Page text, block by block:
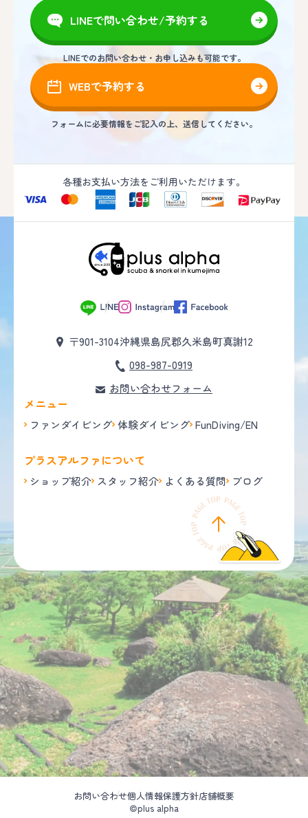
LINEで問い合わせ/予約する
LINEでのお問い合わせ・お申し込みも可能です。
WEBで予約する
フォームに必要情報をご記入の上、送信してください。
各種お支払い方法をご利用いただけます。
〒901-3104沖縄県島尻郡久米島町真謝12
098-987-0919
お問い合わせフォーム
メニュー
ファンダイビング 体験ダイビング FunDiving/EN
プラスアルファについて
ショップ紹介 スタッフ紹介 よくある質問 ブログ
お問い合わせ個人情報保護方針店舗概要
©plus alpha